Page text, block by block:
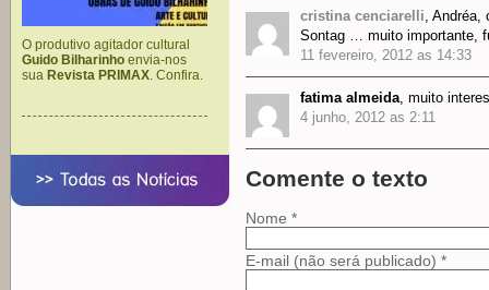
O produtivo agitador cultural
Guido Bilharinho envia-nos
sua Revista PRIMAX. Confira.
cristina cenciarelli, Andréa,
Sontag … muito importante,
11 fevereiro, 2012 as 14:33
fatima almeida, muito
4 junho, 2012 as 2:11
Comente o texto
Nome *
E-mail (não será publicado) *